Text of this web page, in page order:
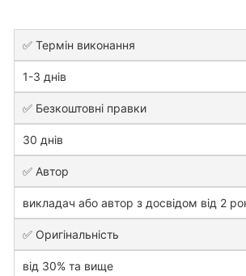
✅ Термін виконання
1-3 днів
✅ Безкоштовні правки
30 днів
✅ Автор
викладач або автор з досвідом від 2
✅ Оригінальність
від 30% та вище